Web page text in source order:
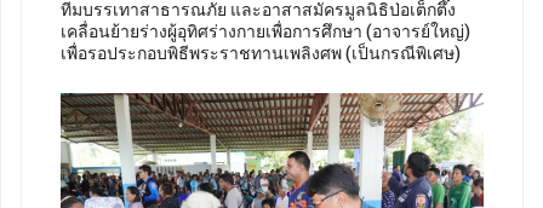
ทีมบรรเทาสาธารณภัย และอาสาสมัครมูลนิธิป่อเต็กตึ๊ง
เคลื่อนย้ายร่างผู้อุทิศร่างกายเพื่อการศึกษา (อาจารย์ใหญ่)
เพื่อรอประกอบพิธีพระราชทานเพลิงศพ (เป็นกรณีพิเศษ)